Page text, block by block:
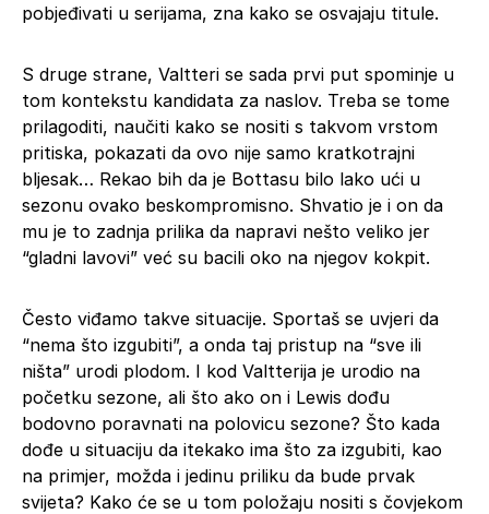
pobjeđivati u serijama, zna kako se osvajaju titule.
S druge strane, Valtteri se sada prvi put spominje u
tom kontekstu kandidata za naslov. Treba se tome
prilagoditi, naučiti kako se nositi s takvom vrstom
pritiska, pokazati da ovo nije samo kratkotrajni
bljesak… Rekao bih da je Bottasu bilo lako ući u
sezonu ovako beskompromisno. Shvatio je i on da
mu je to zadnja prilika da napravi nešto veliko jer
“gladni lavovi” već su bacili oko na njegov kokpit.
Često viđamo takve situacije. Sportaš se uvjeri da
“nema što izgubiti”, a onda taj pristup na “sve ili
ništa” urodi plodom. I kod Valtterija je urodio na
početku sezone, ali što ako on i Lewis dođu
bodovno poravnati na polovicu sezone? Što kada
dođe u situaciju da itekako ima što za izgubiti, kao
na primjer, možda i jedinu priliku da bude prvak
svijeta? Kako će se u tom položaju nositi s čovjekom